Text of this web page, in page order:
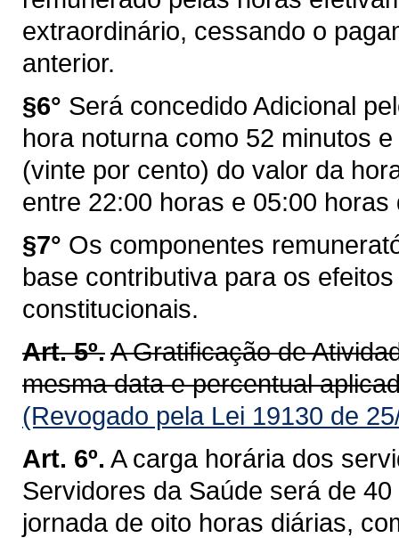
extraordinário, cessando o
anterior.
§6° Será concedido Adicional
hora noturna como 52 minutos
(vinte por cento) do valor da
entre 22:00 horas e 05:00 horas
§7° Os componentes
base contributiva para os
constitucionais.
Art. 5º.A Gratificação de
mesma data e percentual
(Revogado pela Lei 19130 de
Art. 6º. A carga horária dos
Servidores da Saúde será de
jornada de oito horas diárias,